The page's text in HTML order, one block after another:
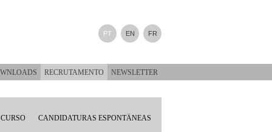
PT EN FR
RECRUTAMENTO NEWSLETTER
CANDIDATURAS ESPONTÂNEAS